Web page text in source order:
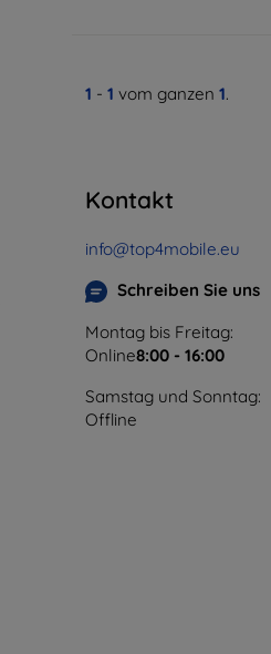
1 - 1 vom ganzen 1.
Kontakt
info@top4mobile.eu
Schreiben Sie uns
Montag bis Freitag:
Online8:00 - 16:00
Samstag und Sonntag:
Offline